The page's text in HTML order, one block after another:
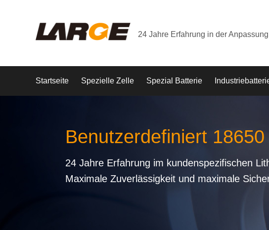
24 Jahre Erfahrung in der
Startseite Spezielle Zelle Spezial Batterie
Benutzerdefiniert
24 Jahre Erfahrung im kundenspezifischen
Maximale Zuverlässigkeit und maximale